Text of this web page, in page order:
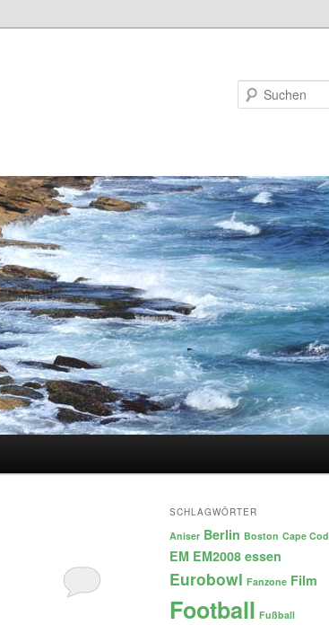
SCHLAGWÖRTER
Aniser Berlin Boston Cape Cod
EM EM2008 essen
Eurobowl Fanzone Film
Football Fußball